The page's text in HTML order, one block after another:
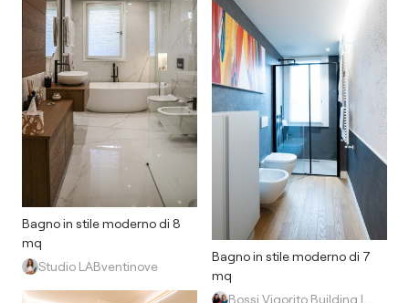
Bagno in stile moderno di 8
mq
Studio LABventinove
Bagno in stile moderno di 7
mq